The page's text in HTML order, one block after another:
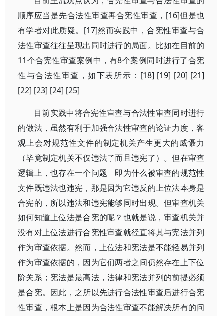
顺序应当是先合法性审查再合宪性审查，[16]但是也
有学者对此质疑。[17]然而实践中，合宪性审查与合
法性审查往往呈现出同时进行的局面。比如在目前的
11个合宪性审查案例中，有8个案例同时进行了合宪
性与合法性审查，如下表所示：[18] [19] [20] [21]
[22] [23] [24] [25]
目前实践中将合宪性审查与合法性审查同时进行
的做法，虽然有利于加强合法性审查的论证力度，客
观上会对规范性文件的制定机关产生更大的威慑力
（毕竟制定机关不仅违法了而且违宪了）。但在审查
逻辑上，也存在一个问题，即为什么被审查的规范性
文件既违法也违宪，那是因为它违反的上位法本身是
合宪的，所以违法和违宪能够同时出现。但审查机关
如何知道上位法是合宪的呢？也就是说，审查机关并
没有对上位法进行合宪性审查就径直将其与宪法并列
作为审查依据。然而，上位法和宪法是不能轻易并列
作为审查依据的，因为它们两者之间仍然存在上下位
阶关系；宪法是最高法，法律和宪法并列的前提必须
是合宪。因此，之所以先进行合法性审查后进行合宪
性审查，根本上是因为合法性审查不能解决所有的问